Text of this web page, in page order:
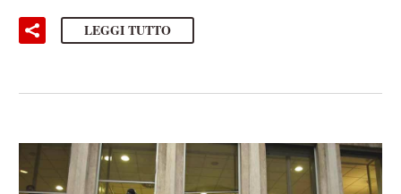
LEGGI TUTTO